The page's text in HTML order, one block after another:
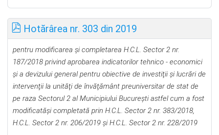
Hotărârea nr. 303 din 2019
pentru modificarea şi completarea H.C.L. Sector 2 nr.
187/2018 privind aprobarea indicatorilor tehnico - economici
şi a devizului general pentru obiective de investiţii şi lucrări de
intervenţii la unităţi de învăţământ preuniversitar de stat de
pe raza Sectorul 2 al Municipiului Bucureşti astfel cum a fost
modificatăşi completată prin H.C.L. Sector 2 nr. 383/2018,
H.C.L. Sector 2 nr. 206/2019 şi H.C.L. Sector 2 nr. 228/2019